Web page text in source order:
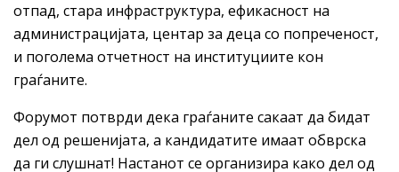
отпад, стара инфраструктура, ефикасност на
администрацијата, центар за деца со попреченост,
и поголема отчетност на институциите кон
граѓаните.
Форумот потврди дека граѓаните сакаат да бидат
дел од решенијата, а кандидатите имаат обврска
да ги слушнат! Настанот се организира како дел од